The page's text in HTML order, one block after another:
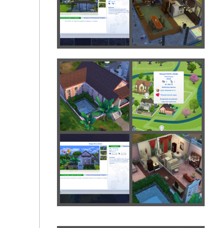
Дэйзи Ховел (переделанный, бюджетный)